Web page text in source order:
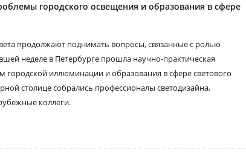
городского освещения и образования в сфере
продолжают поднимать вопросы, связанные с ролью
неделе в Петербурге прошла научно-практическая
иллюминации и образования в сфере светового
столице собрались профессионалы светодизайна,
коллеги.